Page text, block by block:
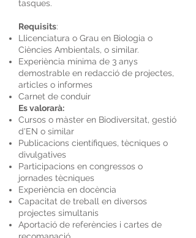
tasques.
Requisits:
Llicenciatura o Grau en Biologia o
Ciències Ambientals, o similar.
Experiència mínima de 3 anys
demostrable en redacció de projectes,
articles o informes
Carnet de conduir
Es valorarà:
Cursos o màster en Biodiversitat, gestió
d'EN o similar
Publicacions científiques, tècniques o
divulgatives
Participacions en congressos o
jornades tècniques
Experiència en docència
Capacitat de treball en diversos
projectes simultanis
Aportació de referències i cartes de